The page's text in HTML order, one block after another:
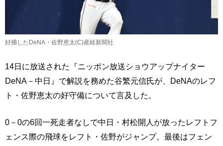
好捕したDeNA・佐野恵太(C)産経新聞社
14日に放送された『ニッポン放送ショウアップナイター
DeNA－中日』で解説を務めた谷繁元信氏が、DeNAのレフ
ト・佐野恵太の好守備について言及した。
0－0の6回一死走者なしで中日・村松開人が放ったレフトフ
ェンス際の飛球をレフト・佐野がジャンプ。最後はフェン